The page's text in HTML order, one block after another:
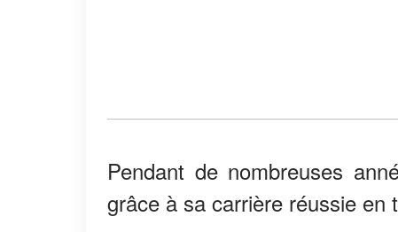
Pendant de nombreuses
grâce à sa carrière réussie en